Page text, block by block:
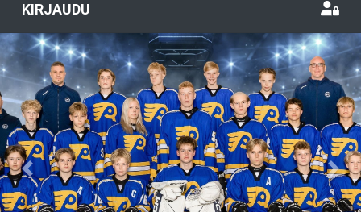
KIRJAUDU
Previous